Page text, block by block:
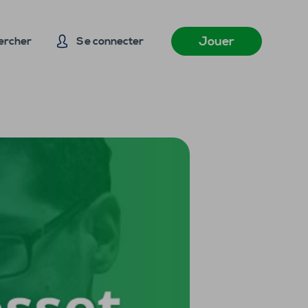
Se connecter Jouer